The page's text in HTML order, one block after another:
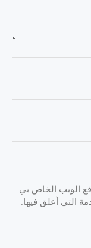
الويب الخاص بي
التي أعلق فيها.